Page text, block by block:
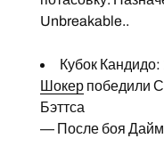
Unbreakable..
Кубок
Шокерпобедили
Бэттса
— После боя